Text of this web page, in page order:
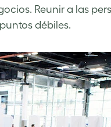
Reunir a las
débiles.